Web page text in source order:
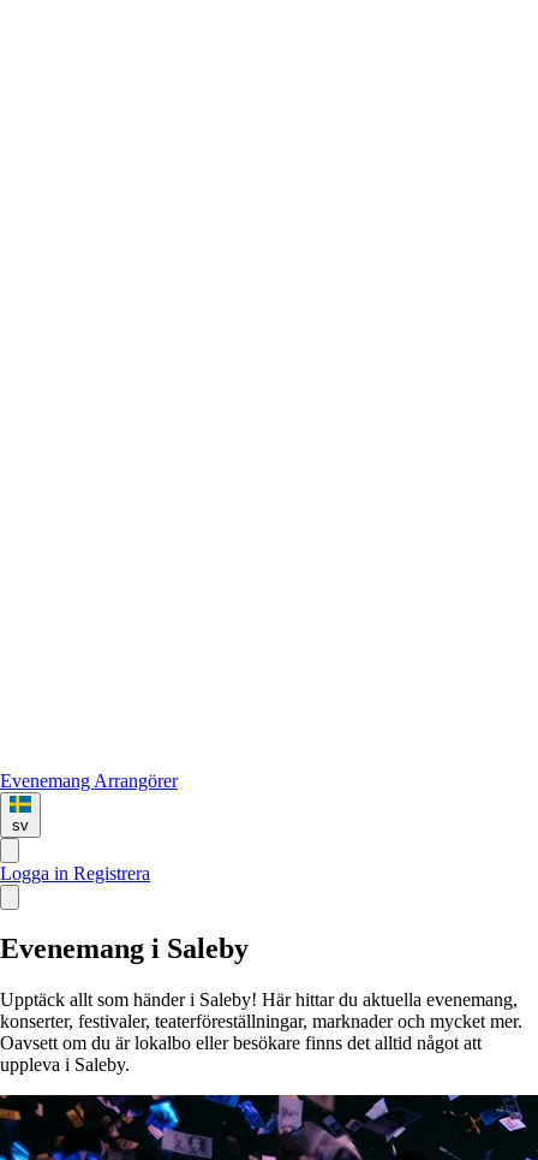
Evenemang Arrangörer
sv
Logga in Registrera
Evenemang i Saleby
Upptäck allt som händer i Saleby! Här hittar du aktuella evenemang,
konserter, festivaler, teaterföreställningar, marknader och mycket mer.
Oavsett om du är lokalbo eller besökare finns det alltid något att
uppleva i Saleby.